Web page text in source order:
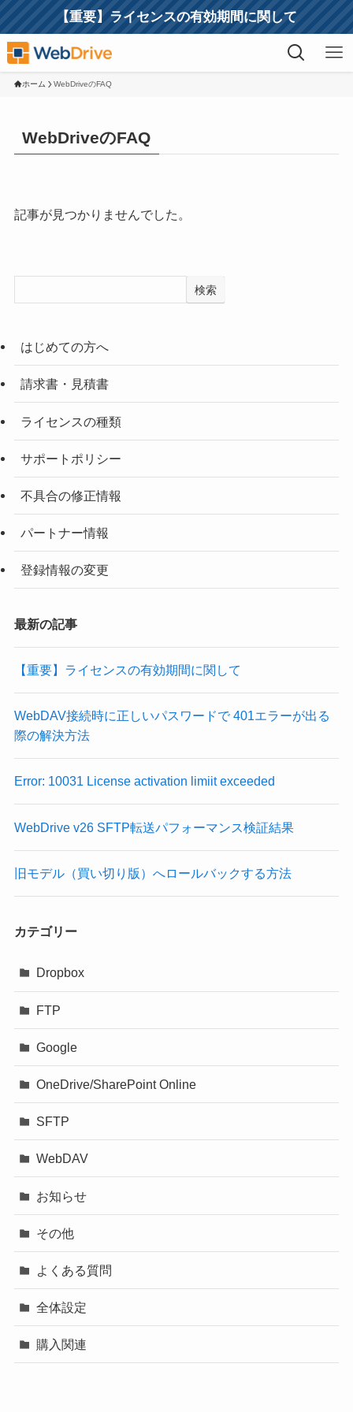
【重要】ライセンスの有効期間に関して
ホーム WebDriveのFAQ
WebDriveのFAQ
記事が見つかりませんでした。
検索
はじめての方へ
請求書・見積書
ライセンスの種類
サポートポリシー
不具合の修正情報
パートナー情報
登録情報の変更
最新の記事
【重要】ライセンスの有効期間に関して
WebDAV接続時に正しいパスワードで 401エラーが出る
際の解決方法
Error: 10031 License activation limiit exceeded
WebDrive v26 SFTP転送パフォーマンス検証結果
旧モデル（買い切り版）へロールバックする方法
カテゴリー
Dropbox
FTP
Google
OneDrive/SharePoint Online
SFTP
WebDAV
お知らせ
その他
よくある質問
全体設定
購入関連